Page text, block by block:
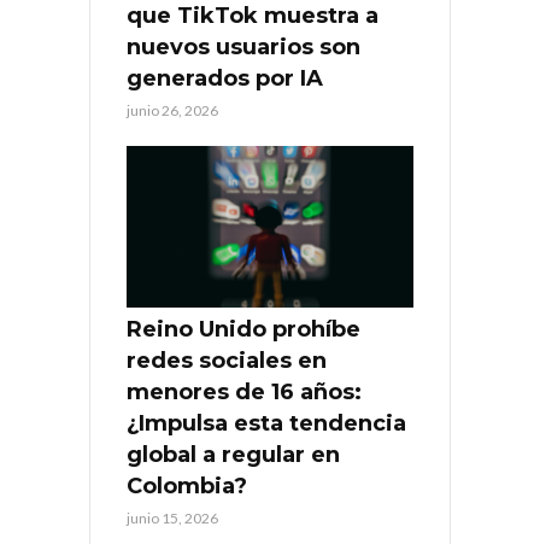
que TikTok muestra a
nuevos usuarios son
generados por IA
junio 26, 2026
Reino Unido prohíbe
redes sociales en
menores de 16 años:
¿Impulsa esta tendencia
global a regular en
Colombia?
junio 15, 2026